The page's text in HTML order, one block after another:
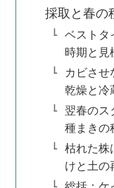
採取と春の
ベストタ
時期と見
カビさせ
乾燥と冷
翌春のス
種まきの
枯れた株
けと土の